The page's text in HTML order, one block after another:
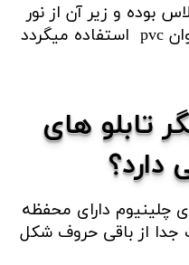
بوده و زیر آن از نور
تابلو های
دارد؟​​​​​​​
چلینیوم دارای محفظه
جدا از باقی حروف شکل